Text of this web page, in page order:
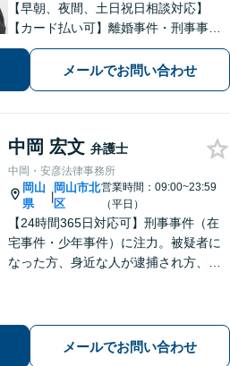
【早朝、夜間、土日祝日相談対応】
【カード払い可】離婚事件・刑事事
件・交通事故の専門弁護士があなたの
お悩みを解決いたします。一人で悩ま
ずに新たな一歩をわたしたちと。
メールでお問い合わせ
中岡 宏文 弁護士
中岡・安彦法律事務所
岡山
県
|
岡山市北
区
営業時間：09:00~23:59
（平日）
【24時間365日対応可】刑事事件（在
宅事件・少年事件）に注力。被疑者に
なった方、身近な人が逮捕され方、す
メールでお問い合わせ